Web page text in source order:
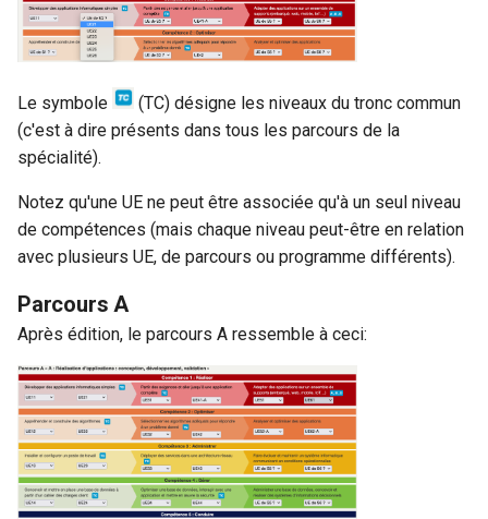
Le symbole
(TC) désigne les niveaux du tronc commun
(c'est à dire présents dans tous les parcours de la
spécialité).
Notez qu'une UE ne peut être associée qu'à un seul niveau
de compétences (mais chaque niveau peut-être en relation
avec plusieurs UE, de parcours ou programme différents).
Parcours A
Après édition, le parcours A ressemble à ceci: